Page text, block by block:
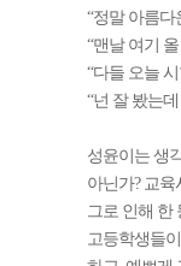
“정말 아름
“맨날 여기
“다들 오늘
“넌 잘 봤는
성윤이는 생
아닌가? 교
그로 인해 한
고등학생들